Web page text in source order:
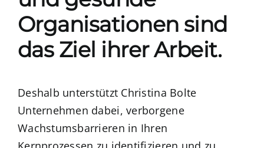
Organisationen sind
das Ziel ihrer Arbeit.
Deshalb unterstützt Christina Bolte
Unternehmen dabei, verborgene
Wachstumsbarrieren in Ihren